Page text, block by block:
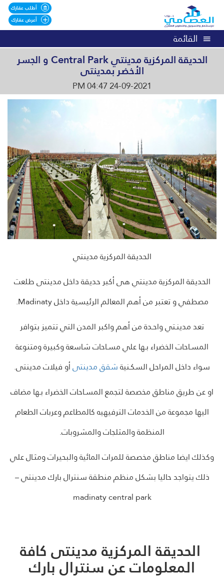
أطلب عقارك
أعرض عقارك
القائمة
الحديقة المركزية مدينتي Central Park و الجسر
الأخضر بمدينتى
24-09-2021 04:47 PM
الحديقة المركزية مدينتي
الحديقة المركزية مدينتي هى أكبر حديقة داخل مدينتى طلعت
مصطفي و تعتبر من أهم المعالم الرئيسية داخل Madinaty.
تعد مدينـتي واحـدة من أهم واكبر المدن التي تتميز بتوافر
المسـاحات الخضراء بـها علي مسـاحات شاسعة وكبيرة ومتنوعة
سواء داخل المراحل السكـنيةشقق مدينتىأو فيلات مدينتى.
او عن طريق مناطق مخصصة لتجمع المسـاحات الخضراء بـها مضاف
اليها مجموعة من الخدمات الترفيهيه كالمطاعم وعربات الطعام
المنظمة والمثلجات والمشروبات.
وكذلك ايضا مناطق مخصصة للمرات المائية والبحيرات ومثـال علي
ذلك يتواجد حاليا بشكل منظم منطقة سنترال بارك مدينتي –
madinaty central park
كافة
المعلومات عن سنترال بارك